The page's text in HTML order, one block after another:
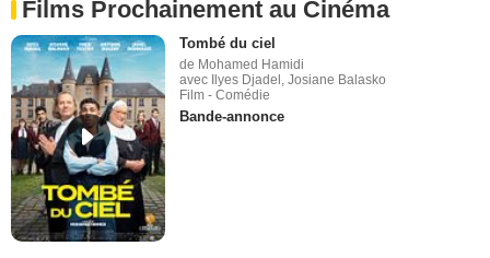
Films Prochainement au Cinéma
Tombé du ciel
de Mohamed Hamidi
avec Ilyes Djadel, Josiane Balasko
Film - Comédie
Bande-annonce